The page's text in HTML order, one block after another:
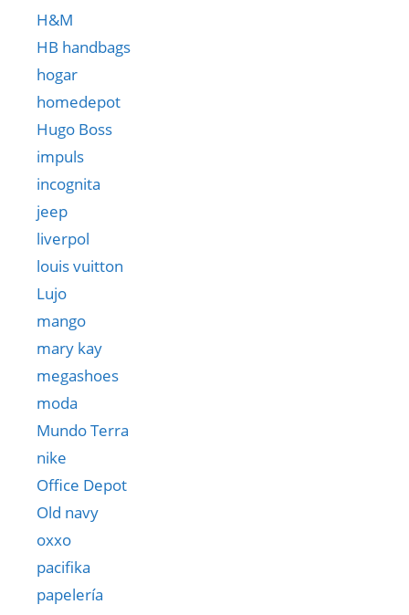
H&M
HB handbags
hogar
homedepot
Hugo Boss
impuls
incognita
jeep
liverpol
louis vuitton
Lujo
mango
mary kay
megashoes
moda
Mundo Terra
nike
Office Depot
Old navy
oxxo
pacifika
papelería